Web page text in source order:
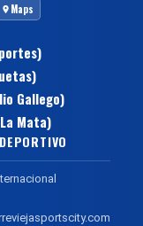
Maps
Gallego)
Mata)